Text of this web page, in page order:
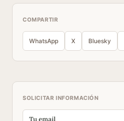
COMPARTIR
WhatsApp X Bluesky
SOLICITAR INFORMACIÓN